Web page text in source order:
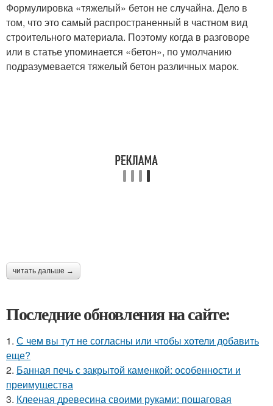
Формулировка «тяжелый» бетон не случайна. Дело в
том, что это самый распространенный в частном вид
строительного материала. Поэтому когда в разговоре
или в статье упоминается «бетон», по умолчанию
подразумевается тяжелый бетон различных марок.
читать дальше →
Последние обновления на сайте:
1. С чем вы тут не согласны или чтобы хотели добавить
еще?
2. Банная печь с закрытой каменкой: особенности и
преимущества
3. Клееная древесина своими руками: пошаговая